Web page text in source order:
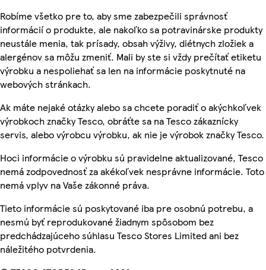
Robíme všetko pre to, aby sme zabezpečili správnosť
informácií o produkte, ale nakoľko sa potravinárske produkty
neustále menia, tak prísady, obsah výživy, diétnych zložiek a
alergénov sa môžu zmeniť. Mali by ste si vždy prečítať etiketu
výrobku a nespoliehať sa len na informácie poskytnuté na
webových stránkach.
Ak máte nejaké otázky alebo sa chcete poradiť o akýchkoľvek
výrobkoch značky Tesco, obráťte sa na Tesco zákaznícky
servis, alebo výrobcu výrobku, ak nie je výrobok značky Tesco.
Hoci informácie o výrobku sú pravidelne aktualizované, Tesco
nemá zodpovednosť za akékoľvek nesprávne informácie. Toto
nemá vplyv na Vaše zákonné práva.
Tieto informácie sú poskytované iba pre osobnú potrebu, a
nesmú byť reprodukované žiadnym spôsobom bez
predchádzajúceho súhlasu Tesco Stores Limited ani bez
náležitého potvrdenia.